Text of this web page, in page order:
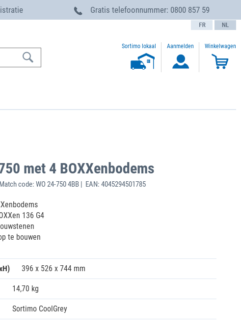
Gratis telefoonnummer: 0800 857 59
text.language
Sortimo lokaal Aanmelden Winkelwagen
met 4 BOXXenbodems
code: WO 24-750 4BB | EAN: 4045294501785
136 G4
te bouwen
396 x 526 x 744 mm
14,70 kg
Sortimo CoolGrey